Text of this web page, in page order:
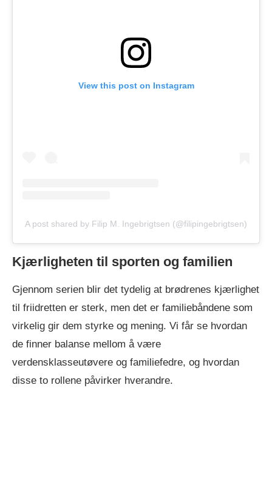
View this post on Instagram
A post shared by Filip M. Ingebrigtsen (@filipingebrigtsen)
Kjærligheten til sporten og familien
Gjennom serien blir det tydelig at brødrenes kjærlighet
til friidretten er sterk, men det er familiebåndene som
virkelig gir dem styrke og mening. Vi får se hvordan
de finner balanse mellom å være
verdensklasseutøvere og familiefedre, og hvordan
disse to rollene påvirker hverandre.